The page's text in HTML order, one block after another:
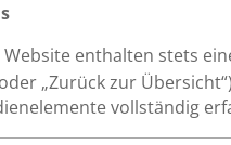
enthalten stets
„Zurück zur
vollständig